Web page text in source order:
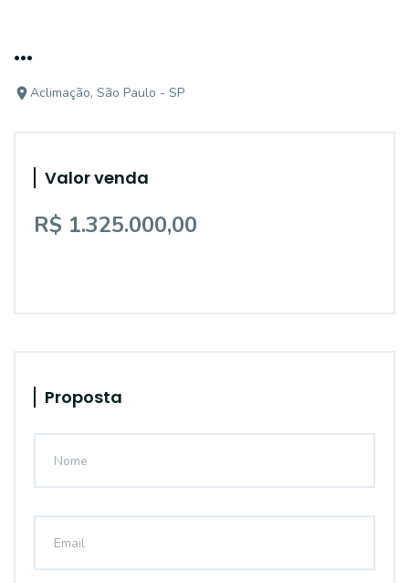
...
Aclimação, São Paulo - SP
Valor venda
R$ 1.325.000,00
Proposta